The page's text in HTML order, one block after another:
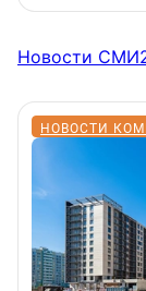
Новости
НОВОСТИ